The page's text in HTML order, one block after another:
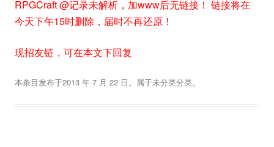
RPGCraft @记录未解析，加www后无链接！ 链接将在
今天下午15时删除，届时不再还原！
现招友链，可在本文下回复
本条目发布于2013 年 7 月 22 日。属于未分类分类。